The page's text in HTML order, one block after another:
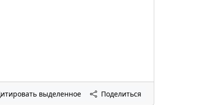
выделенное Поделиться